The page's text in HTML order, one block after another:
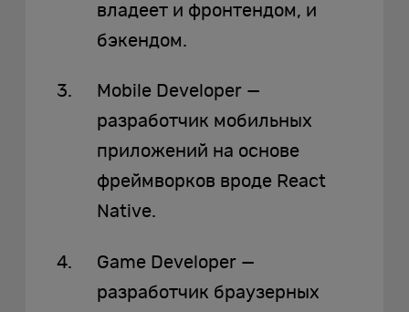
владеет и фронтендом, и
бэкендом.
Mobile Developer —
разработчик мобильных
приложений на основе
фреймворков вроде React
Native.
Game Developer —
разработчик браузерных